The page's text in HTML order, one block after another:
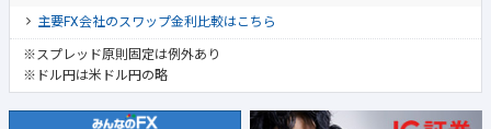
主要FX会社のスワップ金利比較はこちら
※スプレッド原則固定は例外あり
※ドル円は米ドル円の略